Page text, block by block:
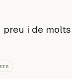
preu i de molts